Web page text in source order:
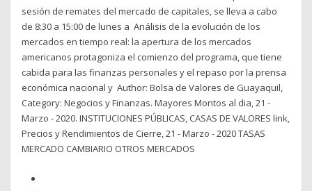
sesión de remates del mercado de capitales, se lleva a cabo
de 8:30 a 15:00 de lunes a Análisis de la evolución de los
mercados en tiempo real: la apertura de los mercados
americanos protagoniza el comienzo del programa, que tiene
cabida para las finanzas personales y el repaso por la prensa
económica nacional y Author: Bolsa de Valores de Guayaquil,
Category: Negocios y Finanzas. Mayores Montos al dia, 21 -
Marzo - 2020. INSTITUCIONES PÚBLICAS, CASAS DE VALORES link,
Precios y Rendimientos de Cierre, 21 - Marzo - 2020 TASAS
MERCADO CAMBIARIO OTROS MERCADOS